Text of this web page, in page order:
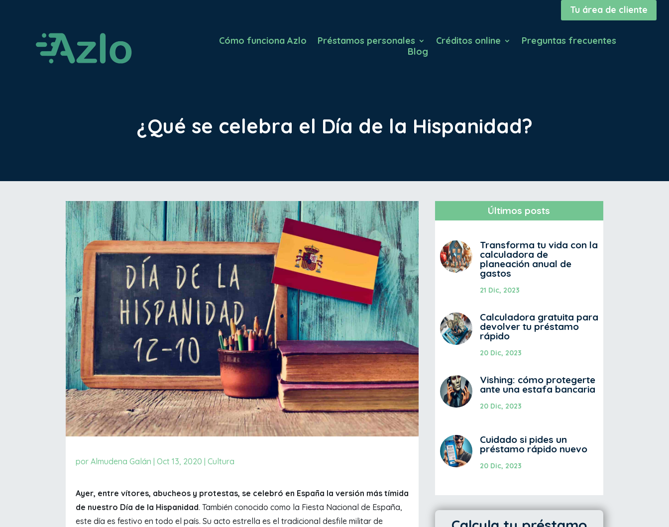
Tu área de cliente
Cómo funciona Azlo Préstamos personales Créditos online
Preguntas frecuentes
Blog
¿Qué se celebra el Día de la Hispanidad?
por Almudena Galán | Oct 13, 2020 | Cultura
Ayer, entre vítores, abucheos y protestas, se celebró en España la versión más tímida
de nuestro Día de la Hispanidad. También conocido como la Fiesta Nacional de España,
este día es festivo en todo el país. Su acto estrella es el tradicional desfile militar de
Últimos posts
Transforma tu vida con la
calculadora de
planeación anual de
gastos
21 Dic, 2023
Calculadora gratuita para
devolver tu préstamo
rápido
20 Dic, 2023
Vishing: cómo protegerte
ante una estafa bancaria
20 Dic, 2023
Cuidado si pides un
préstamo rápido nuevo
20 Dic, 2023